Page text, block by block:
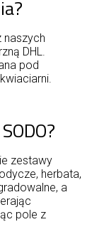
naszych
DHL.
pod
zestawy
herbata,
a
pole z